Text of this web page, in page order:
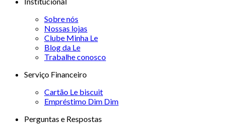
Sobre nós
Nossas lojas
Clube Minha Le
Blog da Le
Trabalhe conosco
Serviço Financeiro
Cartão Le biscuit
Empréstimo Dim Dim
Perguntas e Respostas